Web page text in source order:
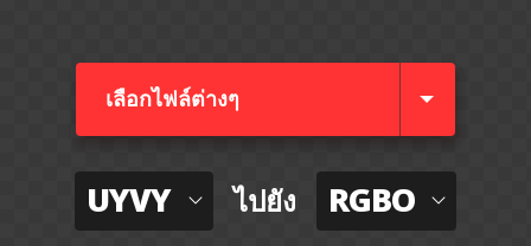
เลือกไฟล์ต่างๆ​
UYVY ไปยัง RGBO